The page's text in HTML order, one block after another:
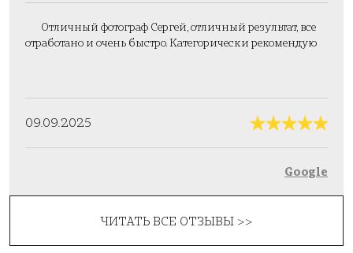
Отличный фотограф Сергей, отличный результат, все
отработано и очень быстро. Категорически рекомендую
09.09.2025
Google
ЧИТАТЬ ВСЕ ОТЗЫВЫ >>